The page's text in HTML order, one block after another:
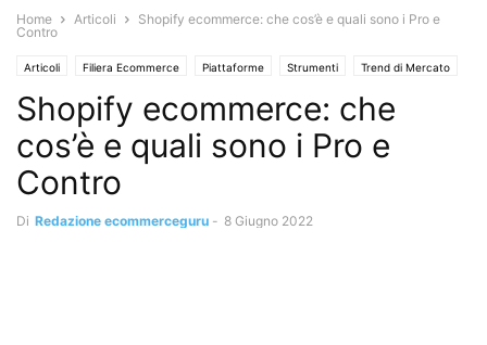
Home Articoli
Shopify ecommerce: che cos’è e quali sono i Pro e
Contro
Articoli Filiera Ecommerce Piattaforme Strumenti Trend di Mercato
Web Marketing
Shopify ecommerce: che
cos’è e quali sono i Pro e
Contro
Di Redazione ecommerceguru - 8 Giugno 2022